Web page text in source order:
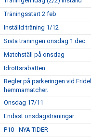
Träningsstart 2 feb
Inställd träning 1/12
Sista träningen onsdag 1 dec
Matchställ på onsdag
Idrottsrabatten
Regler på parkeringen vid
hemmamatcher.
Onsdag 17/11
Endast onsdagsträningar
P10 - NYA TIDER